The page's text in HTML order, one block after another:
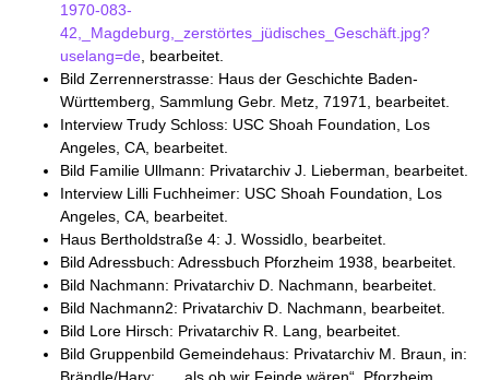
1970-083-
42,_Magdeburg,_zerstörtes_jüdisches_Geschäft.jpg?
uselang=de , bearbeitet.
Bild Zerrennerstrasse: Haus der Geschichte Baden-
Württemberg, Sammlung Gebr. Metz, 71971, bearbeitet.
Interview Trudy Schloss: USC Shoah Foundation, Los
Angeles, CA, bearbeitet.
Bild Familie Ullmann: Privatarchiv J. Lieberman, bearbeitet.
Interview Lilli Fuchheimer: USC Shoah Foundation, Los
Angeles, CA, bearbeitet.
Haus Bertholdstraße 4: J. Wossidlo, bearbeitet.
Bild Adressbuch: Adressbuch Pforzheim 1938, bearbeitet.
Bild Nachmann: Privatarchiv D. Nachmann, bearbeitet.
Bild Nachmann2: Privatarchiv D. Nachmann, bearbeitet.
Bild Lore Hirsch: Privatarchiv R. Lang, bearbeitet.
Bild Gruppenbild Gemeindehaus: Privatarchiv M. Braun, in: